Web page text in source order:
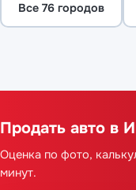
Все 76 городов
Продать авто в
Оценка по фото,
минут.